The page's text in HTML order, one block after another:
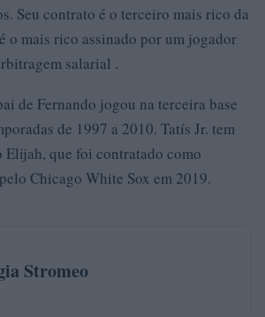
Seu contrato é o terceiro mais rico da
o mais rico assinado por um jogador
salarial .
de Fernando jogou na terceira base
de 1997 a 2010. Tatís Jr. tem
Elijah, que foi contratado como
Chicago White Sox em 2019.
Stromeo